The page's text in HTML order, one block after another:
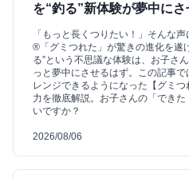
を“釣る”新体験が夢中に
「もっと長くつりたい！」そんな
®「グミつれた」が驚きの進化を遂
る”という不思議な体験は、お子さ
っと夢中にさせるはず。この記事
レンジできるようになった【グミ
力を徹底解説。お子さんの「でき
いですか？
2026/08/06